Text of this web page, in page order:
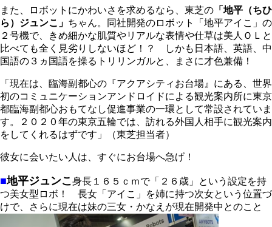
また、ロボットにかわいさを求めるなら、東芝の 「地平（ちひ
ら）ジュンこ」 ちゃん。同社開発のロボット「地平アイこ」の
２号機で、きめ細かな肌質やリアルな表情や仕草は美人ＯＬと
比べても全く見劣りしないほど！？ しかも日本語、英語、中
国語の３ヵ国語を操るトリリンガルと、まさに才色兼備！
「現在は、臨海副都心の『アクアシティお台場』にある、世界
初のコミュニケーションアンドロイドによる観光案内所に東京
都臨海副都心おもてなし促進事業の一環として常設されていま
す。２０２０年の東京五輪では、訪れる外国人相手に観光案内
をしてくれるはずです」（東芝担当者）
彼女に会いたい人は、すぐにお台場へ急げ！
■地平ジュンこ 身長１６５ｃｍで「２６歳」という設定を持
つ美女型ロボ！ 長女「アイこ」を姉に持つ次女という位置づ
けで、さらに現在は妹の三女・かなえが現在開発中とのこと